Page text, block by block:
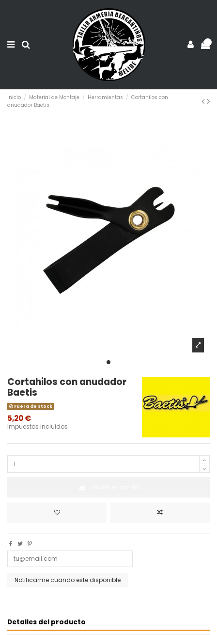
Inicio Material de Montaje Herramientas
Cortahilos con
anudador Baetis
Cortahilos con anudador
Baetis
Fuera de stock
5,20 €
Impuestos incluidos
Detalles del producto